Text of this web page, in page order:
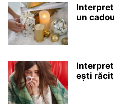
un
ești răcit